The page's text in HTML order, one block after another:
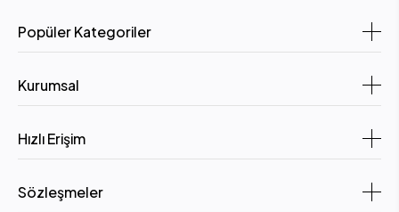
Popüler Kategoriler
Kurumsal
Hızlı Erişim
Sözleşmeler